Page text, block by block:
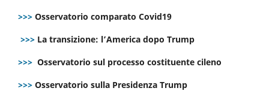
>>> Osservatorio comparato Covid19
>>> La transizione: l’America dopo Trump
>>> Osservatorio sul processo costituente cileno
>>> Osservatorio sulla Presidenza Trump